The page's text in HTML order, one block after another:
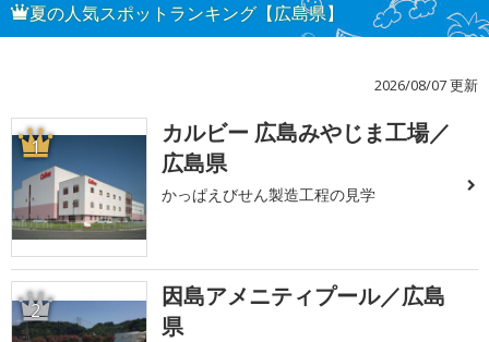
夏の人気スポットランキング【広島県】
2026/08/07 更新
1
カルビー 広島みやじま工場／
広島県
かっぱえびせん製造工程の見学
2
因島アメニティプール／広島
県